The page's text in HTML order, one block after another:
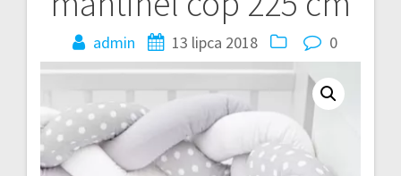
admin 13 lipca 2018 0
wpisu